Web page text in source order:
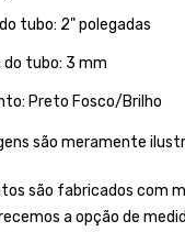
tubo: 2" polegadas
do tubo: 3 mm
Preto Fosco/Brilho
são meramente
são fabricados com
a opção de